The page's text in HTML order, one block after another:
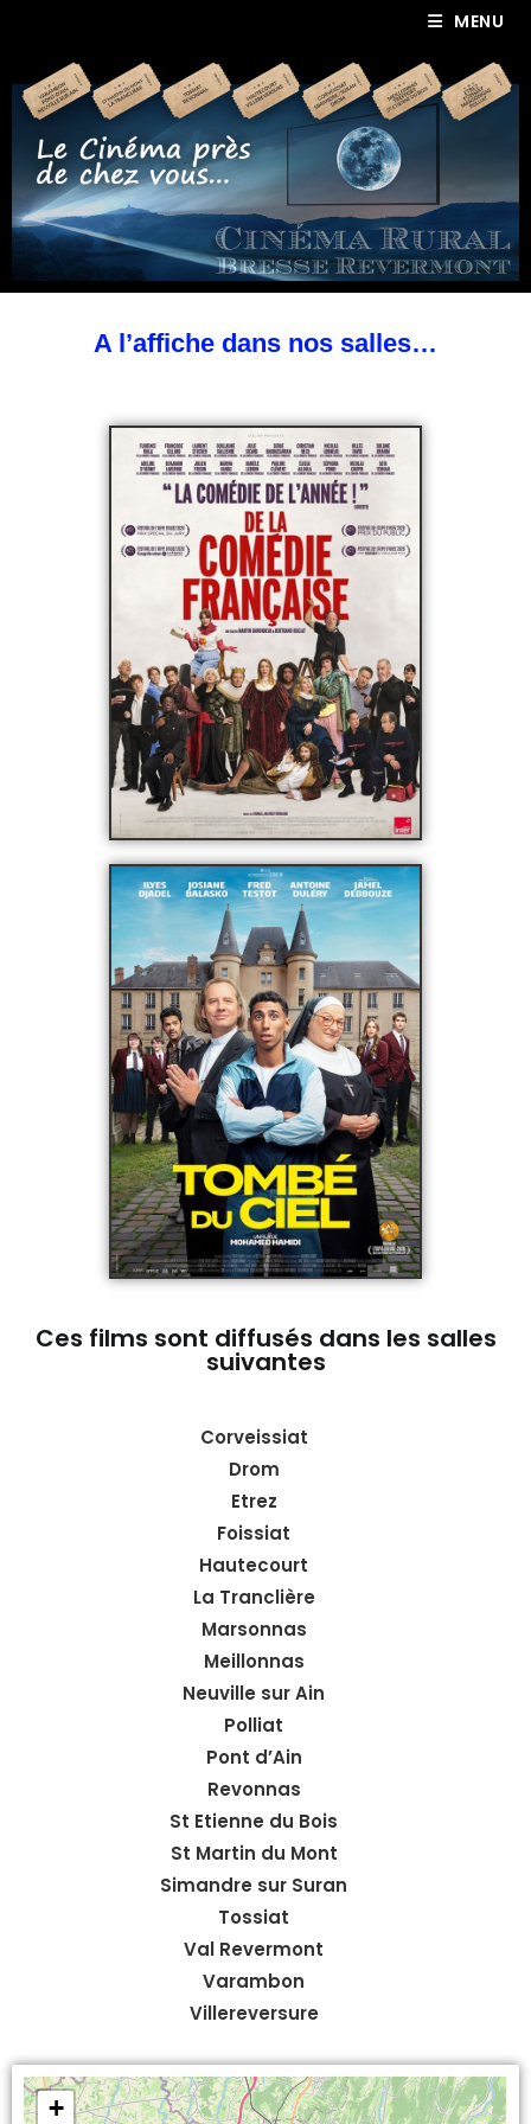
MENU
A l’affiche dans nos salles…
Ces films sont diffusés dans les salles
suivantes
Corveissiat
Drom
Etrez
Foissiat
Hautecourt
La Tranclière
Marsonnas
Meillonnas
Neuville sur Ain
Polliat
Pont d’Ain
Revonnas
St Etienne du Bois
St Martin du Mont
Simandre sur Suran
Tossiat
Val Revermont
Varambon
Villereversure
+